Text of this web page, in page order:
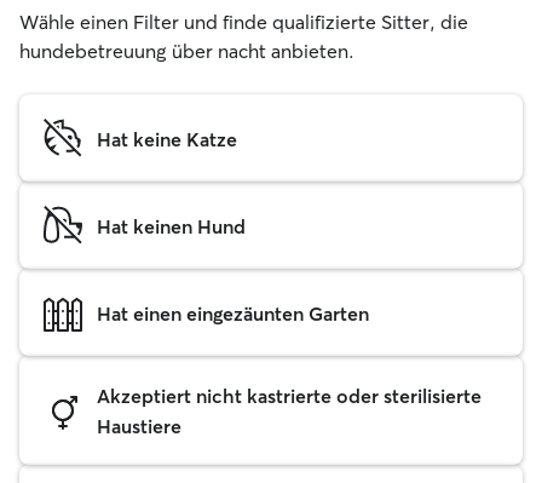
Wähle einen Filter und finde qualifizierte Sitter, die
hundebetreuung über nacht anbieten.
Hat keine Katze
Hat keinen Hund
Hat einen eingezäunten Garten
Akzeptiert nicht kastrierte oder sterilisierte
Haustiere